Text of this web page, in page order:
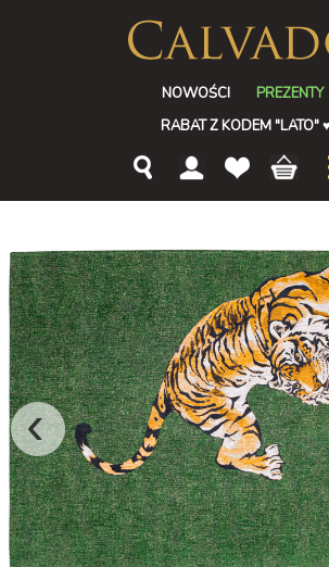
NOWOŚCI
PREZENTY
RABAT Z KODEM "LATO"♥
‹